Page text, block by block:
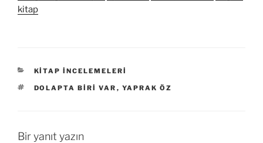
kitap
KATEGORILER
KITAP İNCELEMELERI
ETIKETLER
DOLAPTA BIRI VAR , YAPRAK ÖZ
Bir yanıt yazın